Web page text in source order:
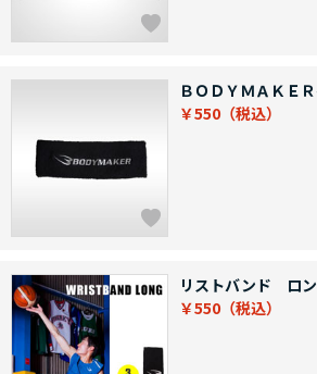
ＢＯＤＹＭＡＫＥ
￥550
リストバンド ロ
￥550